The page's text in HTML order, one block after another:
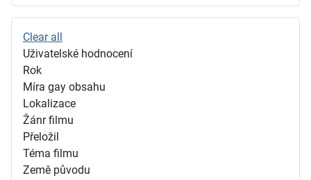
Clear all
Uživatelské hodnocení
Rok
Míra gay obsahu
Lokalizace
Žánr filmu
Přeložil
Téma filmu
Země původu